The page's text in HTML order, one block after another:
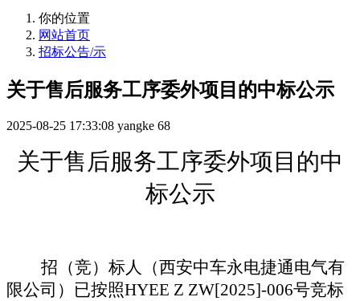
你的位置
网站首页
招标公告/示
关于售后服务工序委外项目的中标公示
2025-08-25 17:33:08 yangke 68
关于售后服务工序委外项目的中
标公示
招（竞）标人（西安中车永电捷通电气有
限公司 ）已按照HYEE Z ZW[2025]-006号竞标